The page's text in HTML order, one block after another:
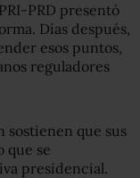
PRD presentó
Días después,
esos puntos,
reguladores
sostienen que sus
que se
presidencial.